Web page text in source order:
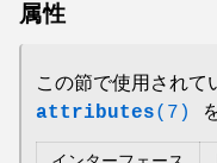
属性
この節で使用されて
attributes(7)